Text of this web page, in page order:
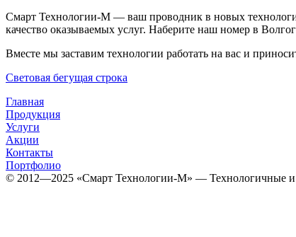
Смарт Технологии-М — ваш проводник в новых
качество оказываемых услуг. Наберите наш номер в
Вместе мы заставим технологии работать на вас и
Световая бегущая строка
Главная
Продукция
Услуги
Акции
Контакты
Портфолио
© 2012­­­—2025 «Смарт Технологии-М» — Технологичные и